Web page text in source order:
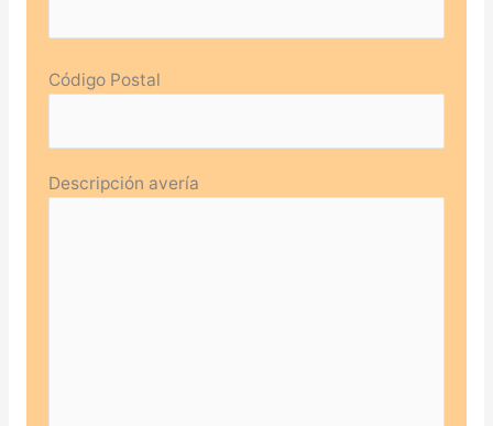
Código Postal
Descripción avería